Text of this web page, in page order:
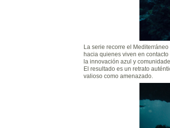
La serie recorre el
hacia quienes viven en
la innovación azul y
El resultado es un retrato
valioso como amenazado.